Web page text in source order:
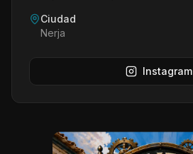
Ciudad
Nerja
Instagram